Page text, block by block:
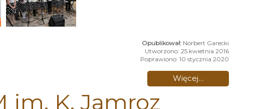
Norbert Garecki
Utworzono: 25 kwietnia 2016
Poprawiono: 10 stycznia 2020
Więcej…
im. K. Jamroz